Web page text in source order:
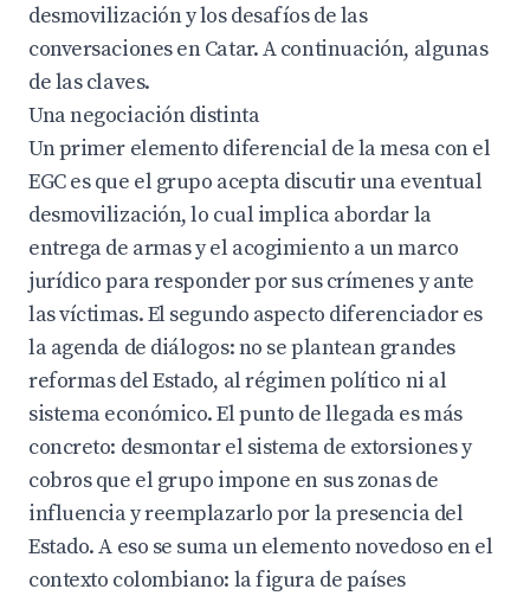
desmovilización y los desafíos de las
conversaciones en Catar. A continuación, algunas
de las claves.
Una negociación distinta
Un primer elemento diferencial de la mesa con el
EGC es que el grupo acepta discutir una eventual
desmovilización, lo cual implica abordar la
entrega de armas y el acogimiento a un marco
jurídico para responder por sus crímenes y ante
las víctimas. El segundo aspecto diferenciador es
la agenda de diálogos: no se plantean grandes
reformas del Estado, al régimen político ni al
sistema económico. El punto de llegada es más
concreto: desmontar el sistema de extorsiones y
cobros que el grupo impone en sus zonas de
influencia y reemplazarlo por la presencia del
Estado. A eso se suma un elemento novedoso en el
contexto colombiano: la figura de países